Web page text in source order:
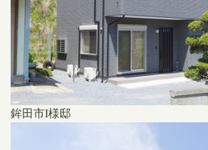
鉾田市I様邸